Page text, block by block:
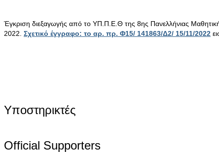
Έγκριση διεξαγωγής από το ΥΠ.Π.Ε.Θ της 8ης Πανελλήνιας
2022. Σχετικό έγγραφο: το αρ. πρ. Φ15/ 141863/Δ2/ 15/11/2022
Υποστηρικτές
Official Supporters